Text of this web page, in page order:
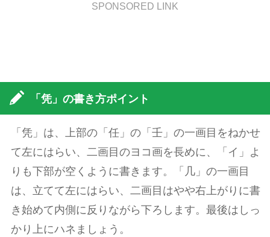
SPONSORED LINK
「凭」の書き方ポイント
「凭」は、上部の「任」の「壬」の一画目をねかせ
て左にはらい、二画目のヨコ画を長めに、「イ」よ
りも下部が空くように書きます。「几」の一画目
は、立てて左にはらい、二画目はやや右上がりに書
き始めて内側に反りながら下ろします。最後はしっ
かり上にハネましょう。